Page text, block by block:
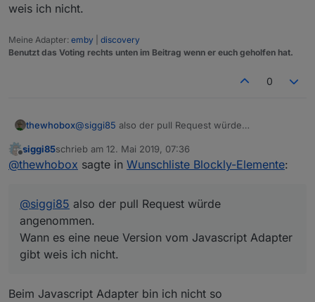
Z.B. IDs from Selector.
weis ich nicht.
Meine Adapter: emby
discovery
Benutzt das Voting rechts unten im Beitrag wenn er euch geholfen hat.
0
thewhobox@siggi85 also der pull Request würde
Wann es eine neue Version vom Javascript
Adapter gibt weis ich nicht.
Offline
siggi85schrieb am 12. Mai 2019, 07:36
zuletzt editiert von
@thewhobox sagte in Wunschliste Blockly-Elemente:
@siggi85 also der pull Request würde
angenommen.
Wann es eine neue Version vom Javascript Adapter
gibt weis ich nicht.
Beim Javascript Adapter bin ich nicht so